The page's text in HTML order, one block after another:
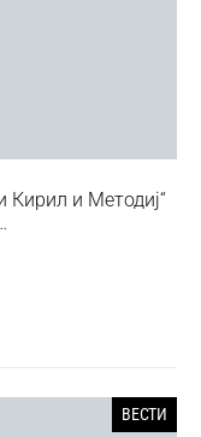
Кирил и Методиј“
ВЕСТИ